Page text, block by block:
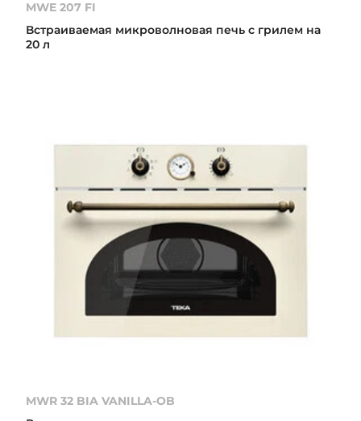
MWE 207 FI
Встраиваемая микроволновая печь с грилем на
20 л
MWR 32 BIA VANILLA-OB